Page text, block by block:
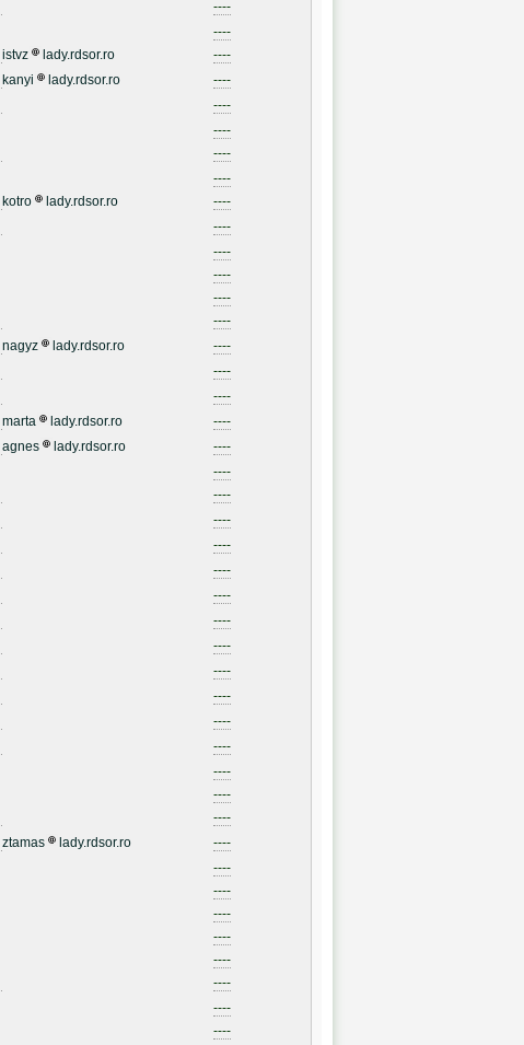
----
----
istvz lady.rdsor.ro ----
kanyi lady.rdsor.ro ----
----
----
----
----
kotro lady.rdsor.ro ----
----
----
----
----
----
nagyz lady.rdsor.ro ----
----
----
marta lady.rdsor.ro ----
agnes lady.rdsor.ro ----
----
----
----
----
----
----
----
----
----
----
----
----
----
----
----
ztamas lady.rdsor.ro ----
----
----
----
----
----
----
----
----